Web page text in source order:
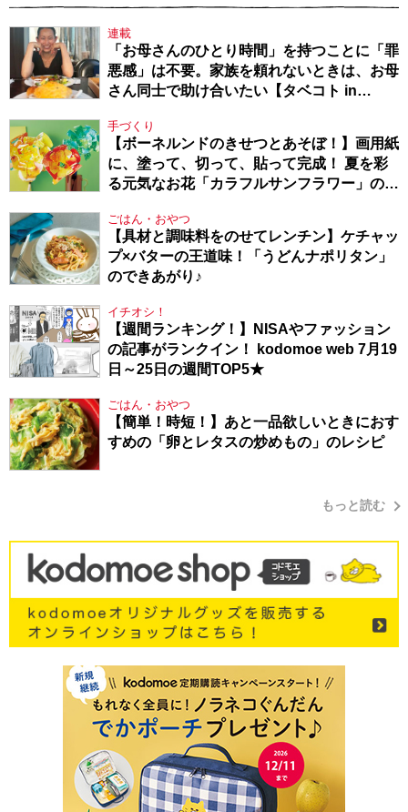
連載
「お母さんのひとり時間」を持つことに「罪
悪感」は不要。家族を頼れないときは、お母
さん同士で助け合いたい【タベコト in
手づくり
【ボーネルンドのきせつとあそぼ！】画用紙
に、塗って、切って、貼って完成！ 夏を彩
る元気なお花「カラフルサンフラワー」の作
ごはん・おやつ
【具材と調味料をのせてレンチン】ケチャッ
プ×バターの王道味！「うどんナポリタン」
のできあがり♪
イチオシ！
【週間ランキング！】NISAやファッション
の記事がランクイン！ kodomoe web 7月19
日～25日の週間TOP5★
ごはん・おやつ
【簡単！時短！】あと一品欲しいときにおす
すめの「卵とレタスの炒めもの」のレシピ
もっと読む